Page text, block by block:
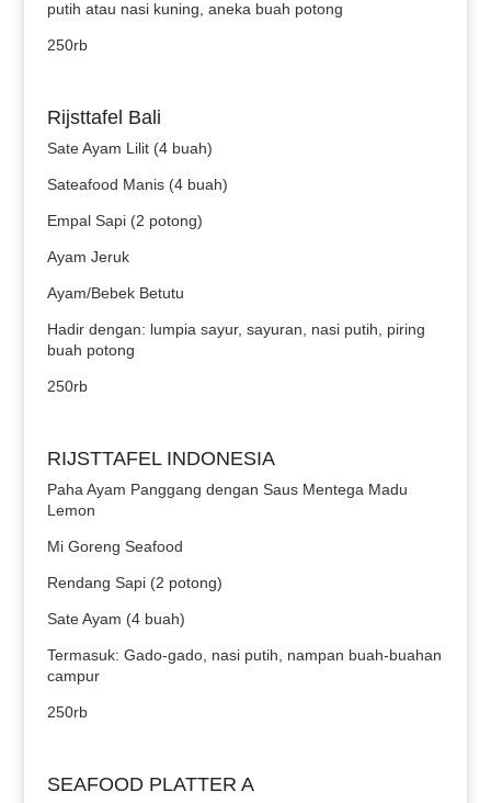
putih atau nasi kuning, aneka buah potong
250rb
Rijsttafel Bali
Sate Ayam Lilit (4 buah)
Sateafood Manis (4 buah)
Empal Sapi (2 potong)
Ayam Jeruk
Ayam/Bebek Betutu
Hadir dengan: lumpia sayur, sayuran, nasi putih, piring
buah potong
250rb
RIJSTTAFEL INDONESIA
Paha Ayam Panggang dengan Saus Mentega Madu
Lemon
Mi Goreng Seafood
Rendang Sapi (2 potong)
Sate Ayam (4 buah)
Termasuk: Gado-gado, nasi putih, nampan buah-buahan
campur
250rb
SEAFOOD PLATTER A